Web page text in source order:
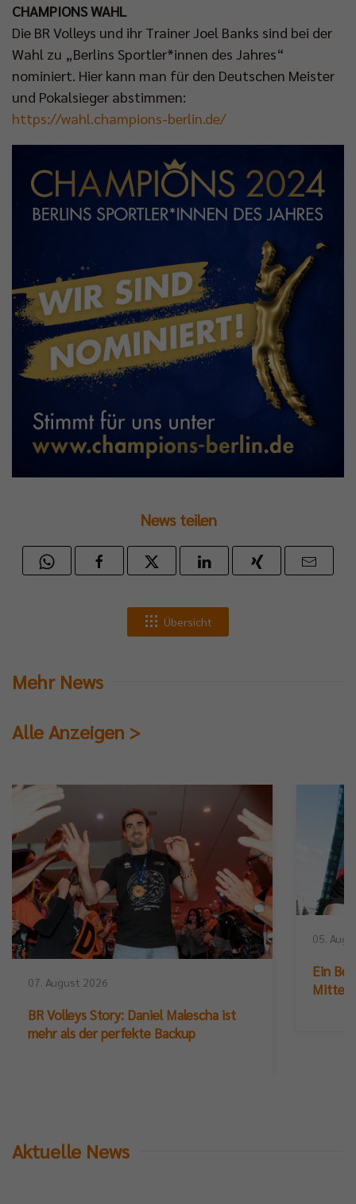
CHAMPIONS WAHL
Die BR Volleys und ihr Trainer Joel Banks sind bei der
Wahl zu „Berlins Sportler*innen des Jahres“
nominiert. Hier kann man für den Deutschen Meister
und Pokalsieger abstimmen:
https://wahl.champions-berlin.de/
News teilen
Übersicht
Mehr News
Alle Anzeigen >
07. August 2026
BR Volleys Story: Daniel Malescha ist
mehr als der perfekte Backup
05.
Ein
Aktuelle News